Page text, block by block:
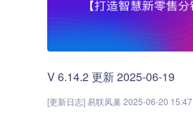
V 6.14.2 更新 2025-06-19
[更新日志] 易联凤巢 2025-06-20 15:47